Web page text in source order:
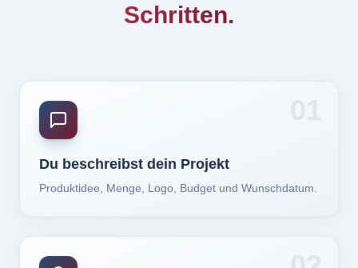
Schritten.
01
Du beschreibst dein Projekt
Produktidee, Menge, Logo, Budget und Wunschdatum.